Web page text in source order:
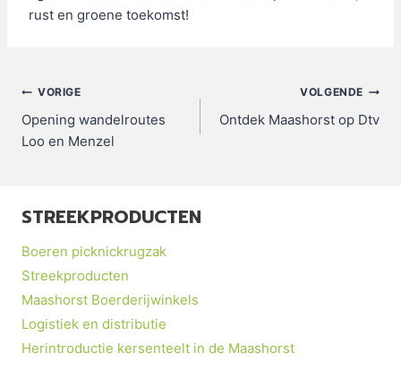
rust en groene toekomst!
Bericht
navigatie
VORIGE
Opening wandelroutes
Loo en Menzel
VOLGENDE
Ontdek Maashorst op Dtv
STREEKPRODUCTEN
Boeren picknickrugzak
Streekproducten
Maashorst Boerderijwinkels
Logistiek en distributie
Herintroductie kersenteelt in de Maashorst